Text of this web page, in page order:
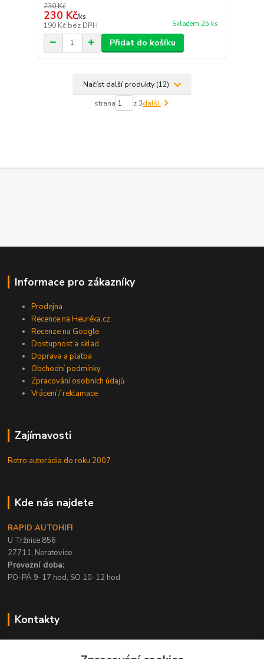
230 Kč
230 Kč/ks
190 Kč bez DPH Skladem 25 ks
Přidat do košíku
Načíst další produkty (12)
strana z 3další
Informace pro zákazníky
Prodejna
Recence na Heuréka.cz
Recenze na Google
Dostupnost a sklad
Doprava a platba
Obchodní podmínky
Zpracování osobních údajů
Vrácení / reklamace
Zajímavosti
Retro autorádia do roku 2007
Kde nás najdete
RAPID AUTOHIFI
U Tržnice 856
27711, Neratovice
Provozní doba:
PO-PÁ 9-17 hod, SO 10-12 hod
Kontakty